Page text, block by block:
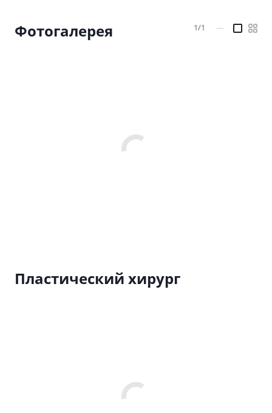
Фотогалерея 1/1 —
Пластический хирург